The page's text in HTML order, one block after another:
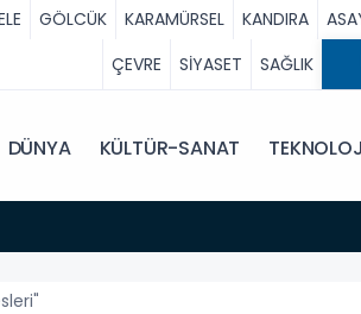
GÖLCÜK KARAMÜRSEL KANDIRA
ÇEVRE
SİYASET SAĞLIK
DÜNYA KÜLTÜR-SANAT